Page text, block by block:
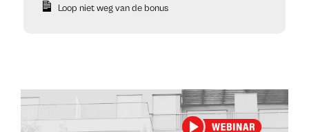
Loop niet weg van de bonus